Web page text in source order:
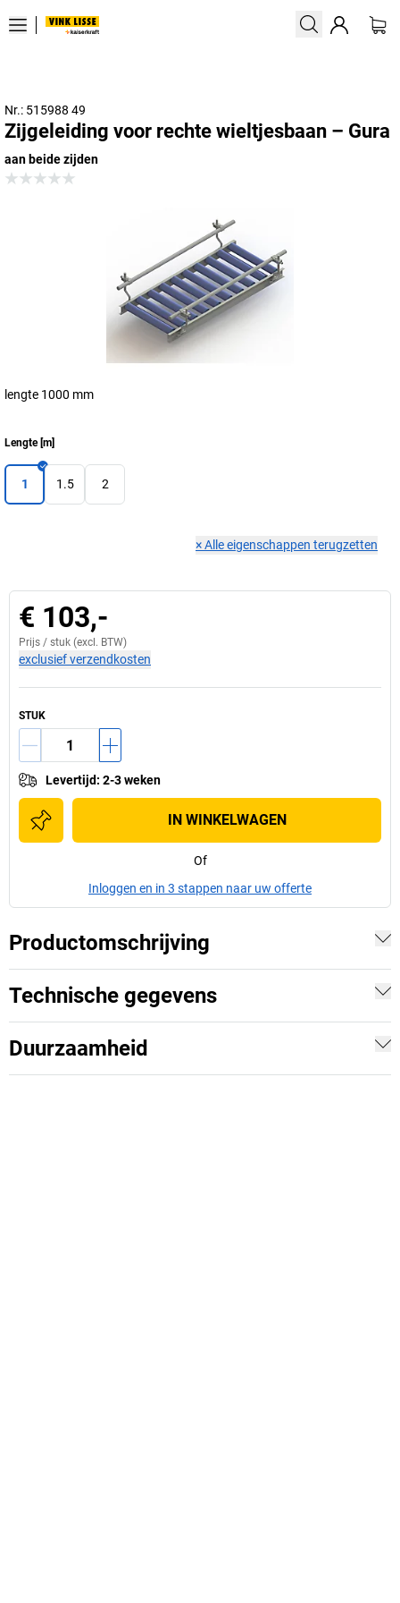
Nr.: 515988 49
Zijgeleiding voor rechte wieltjesbaan – Gura
aan beide zijden
lengte 1000 mm
Lengte[m]
1 1.5 2
×Alle eigenschappen terugzetten
€ 103,-
Prijs / stuk (excl. BTW)
exclusief verzendkosten
STUK
Levertijd: 2-3 weken
IN WINKELWAGEN
Of
Inloggen en in 3 stappen naar uw offerte
Productomschrijving
Technische gegevens
Duurzaamheid